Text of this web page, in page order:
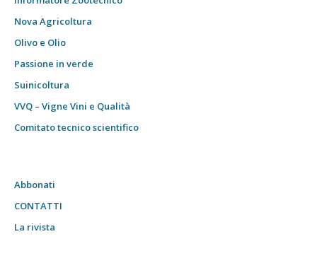
Nova Agricoltura
Olivo e Olio
Passione in verde
Suinicoltura
VVQ – Vigne Vini e Qualità
Comitato tecnico scientifico
Abbonati
CONTATTI
La rivista